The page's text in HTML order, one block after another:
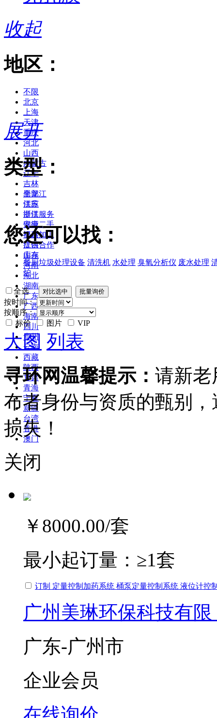
收起
地区：
不限
北京
上海
天津
重庆
河北
山西
内蒙古
辽宁
吉林
黑龙江
江苏
浙江
安徽
福建
江西
山东
河南
湖北
湖南
广东
广西
海南
四川
贵州
云南
西藏
陕西
甘肃
青海
宁夏
新疆
台湾
香港
澳门
展开
类型：
全部
供应
提供服务
供应二手
提供加工
提供合作
库存
您还可以找：
餐厨垃圾处理设备 清洗机 水处理 臭氧分析仪 废水处理
炉
全选
按时间：
按顺序：
标价
图片 VIP
大图 列表
寻环网温馨提示： 请新老
布者身份与资质的甄别
损失！
关闭
￥8000.00/套
最小起订量： ≥1套
订制 定量控制加药系统 桶泵定量控制系统 液位计控
广州美琳环保科技有限
广东-广州市
企业会员